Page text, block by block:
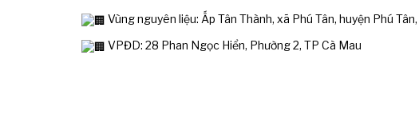
Vùng nguyên liệu: Ấp Tân Thành, xã Phú Tân, huyện Phú
VPĐD: 28 Phan Ngọc Hiển, Phường 2, TP Cà Mau